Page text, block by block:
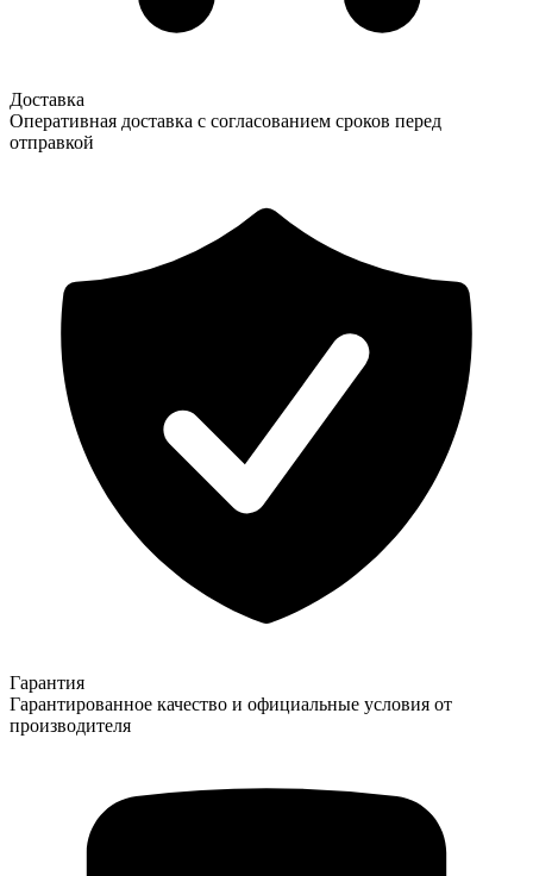
Доставка
Оперативная доставка с согласованием сроков перед
отправкой
Гарантия
Гарантированное качество и официальные условия от
производителя